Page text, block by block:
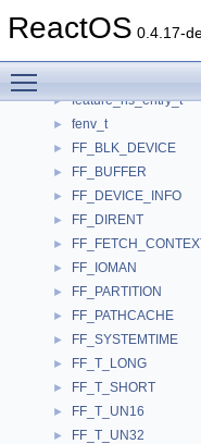
ReactOS 0.4.17-
► FdoInit
► feature_ns_entry_t
► fenv_t
► FF_BLK_DEVICE
► FF_BUFFER
► FF_DEVICE_INFO
► FF_DIRENT
►
► FF_IOMAN
► FF_PARTITION
► FF_PATHCACHE
► FF_SYSTEMTIME
► FF_T_LONG
► FF_T_SHORT
► FF_T_UN16
► FF_T_UN32